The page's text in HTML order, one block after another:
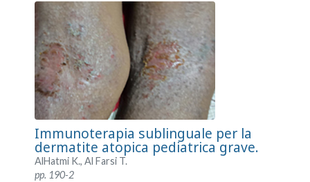
Immunoterapia sublinguale per la
dermatite atopica pediatrica grave.
AlHatmi K., Al Farsi T.
pp. 190-2